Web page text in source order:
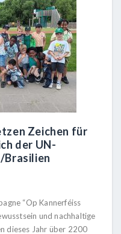
Zeichen für
der UN-
Brasilien
“Op Kannerféiss
und nachhaltige
dieses Jahr über 2200